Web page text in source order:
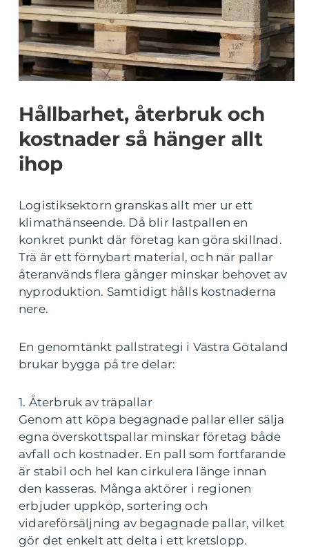
Hållbarhet, återbruk och
kostnader så hänger allt
ihop
Logistiksektorn granskas allt mer ur ett
klimathänseende. Då blir lastpallen en
konkret punkt där företag kan göra skillnad.
Trä är ett förnybart material, och när pallar
återanvänds flera gånger minskar behovet av
nyproduktion. Samtidigt hålls kostnaderna
nere.
En genomtänkt pallstrategi i Västra Götaland
brukar bygga på tre delar:
1. Återbruk av träpallar
Genom att köpa begagnade pallar eller sälja
egna överskottspallar minskar företag både
avfall och kostnader. En pall som fortfarande
är stabil och hel kan cirkulera länge innan
den kasseras. Många aktörer i regionen
erbjuder uppköp, sortering och
vidareförsäljning av begagnade pallar, vilket
gör det enkelt att delta i ett kretslopp.